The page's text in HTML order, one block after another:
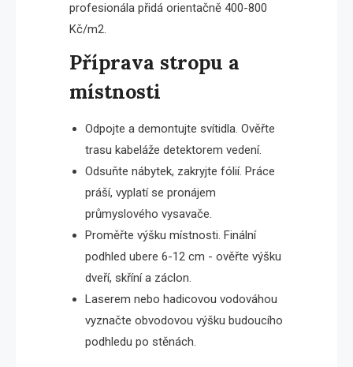
profesionála přidá orientačně 400-800
Kč/m2.
Příprava stropu a
místnosti
Odpojte a demontujte svítidla. Ověřte
trasu kabeláže detektorem vedení.
Odsuňte nábytek, zakryjte fólií. Práce
práší, vyplatí se pronájem
průmyslového vysavače.
Proměřte výšku místnosti. Finální
podhled ubere 6-12 cm - ověřte výšku
dveří, skříní a záclon.
Laserem nebo hadicovou vodováhou
vyznačte obvodovou výšku budoucího
podhledu po stěnách.